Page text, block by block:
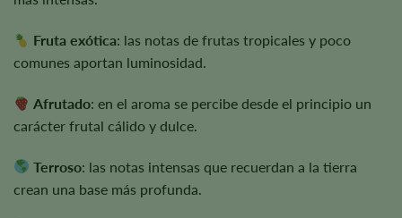
Fruta exótica: las notas de frutas tropicales y poco
comunes aportan luminosidad.
Afrutado: en el aroma se percibe desde el principio un
carácter frutal cálido y dulce.
Terroso: las notas intensas que recuerdan a la tierra
crean una base más profunda.